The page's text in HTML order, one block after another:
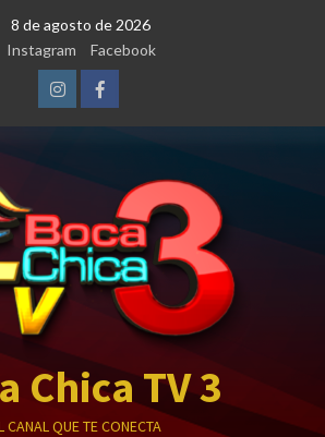
8 de agosto de 2026
Instagram
Facebook
InstagramFacebook
Chica TV 3
CANAL QUE TE CONECTA